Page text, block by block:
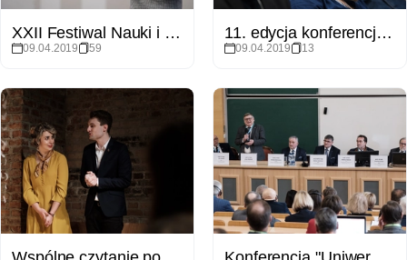
XXII Festiwal Nauki i Sztuki
09.04.2019 59
11. edycja konferencji Język w Poznaniu
09.04.2019 13